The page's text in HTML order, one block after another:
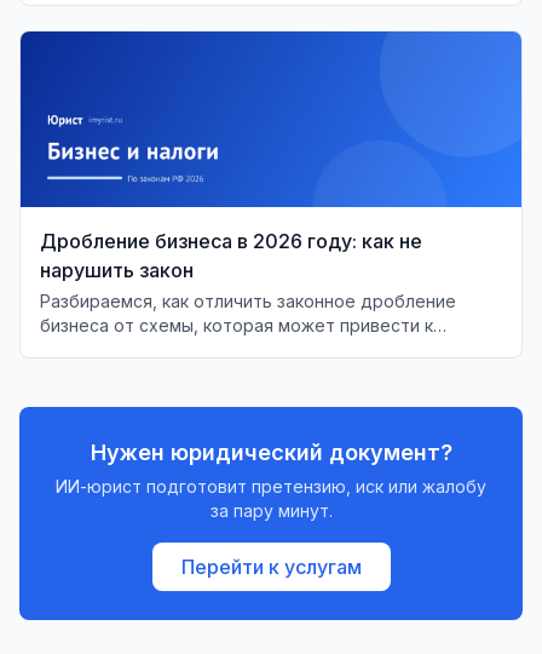
Дробление бизнеса в 2026 году: как не
нарушить закон
Разбираемся, как отличить законное дробление
бизнеса от схемы, которая может привести к
Нужен юридический документ?
ИИ-юрист подготовит претензию, иск или жалобу
за пару минут.
Перейти к услугам